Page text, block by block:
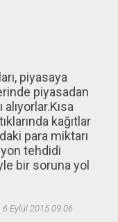
piyasaya
piyasadan
kağıtlar
para miktarı
tehdidi
bir soruna yol
6 Eylül 2015 09:06